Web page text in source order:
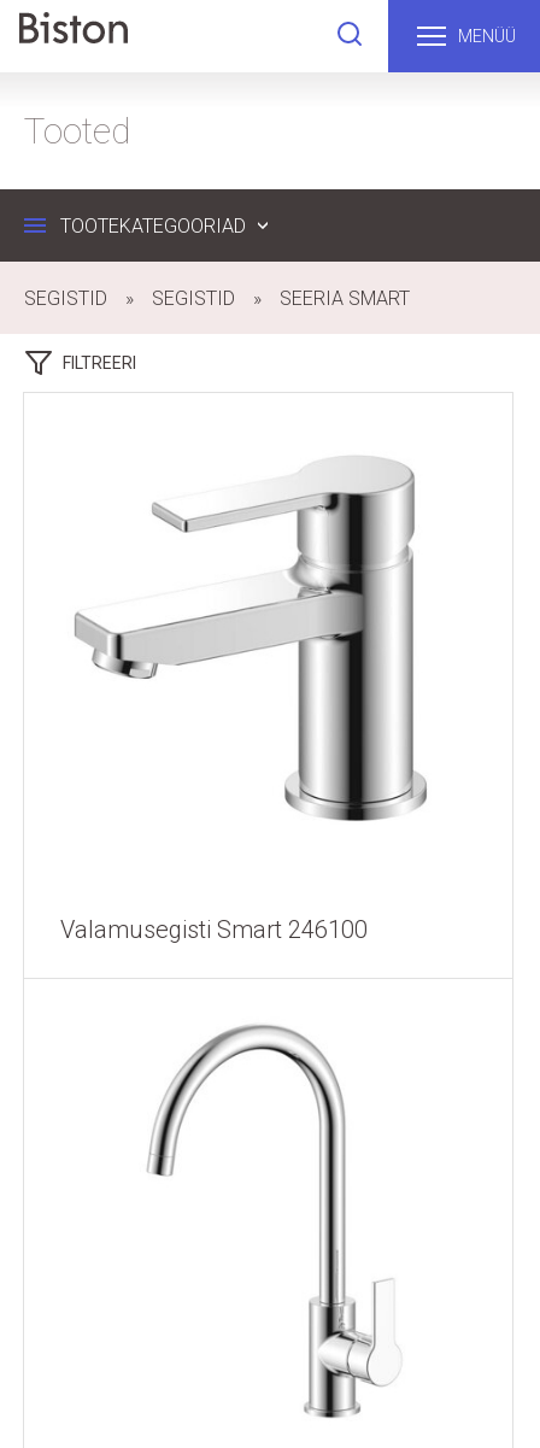
MENÜÜ
Tooted
TOOTEKATEGOORIAD
SEGISTID SEGISTID SEERIA SMART
FILTREERI
Valamusegisti Smart 246100